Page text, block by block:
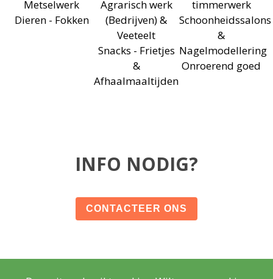
Metselwerk
Dieren - Fokken
Agrarisch werk
(Bedrijven) &
Veeteelt
Snacks - Frietjes
&
Afhaalmaaltijden
timmerwerk
Schoonheidssalons
&
Nagelmodellering
Onroerend goed
INFO NODIG?
CONTACTEER ONS